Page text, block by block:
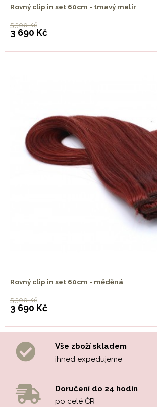
Rovný clip in set 60cm - tmavý melír
5 300 Kč
3 690 Kč
Rovný clip in set 60cm - měděná
5 300 Kč
3 690 Kč
Vše zboží skladem
ihned expedujeme
Doručení do 24 hodin
po celé ČR